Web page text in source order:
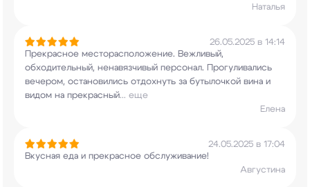
Наталья
26.05.2025 в 14:14
Прекрасное месторасположение. Вежливый,
обходительный, ненавязчивый персонал. Прогуливались
вечером, остановились отдохнуть за бутылочкой вина и
видом на прекрасный... еще
Елена
24.05.2025 в 17:04
Вкусная еда и прекрасное обслуживание!
Августина